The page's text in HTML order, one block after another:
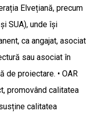
Elvețiană, precum
SUA), unde își
ca angajat, asociat
sau asociat în
proiectare. • OAR
promovând calitatea
calitatea